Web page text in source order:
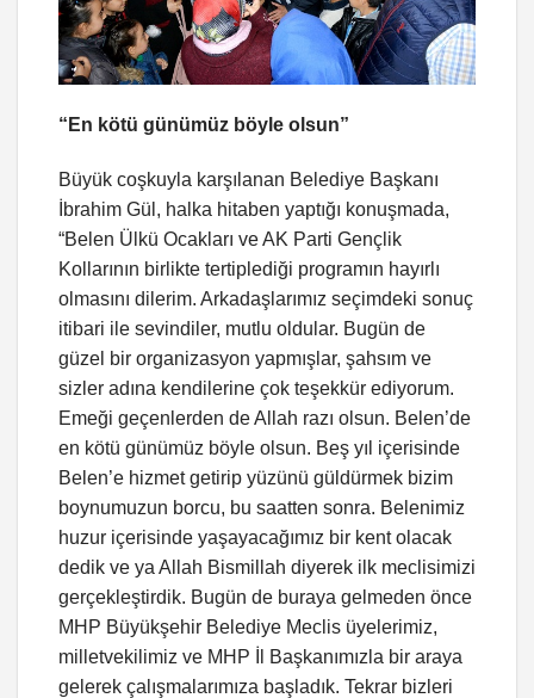
“En kötü günümüz böyle olsun”
Büyük coşkuyla karşılanan Belediye Başkanı
İbrahim Gül, halka hitaben yaptığı konuşmada,
“Belen Ülkü Ocakları ve AK Parti Gençlik
Kollarının birlikte tertiplediği programın hayırlı
olmasını dilerim. Arkadaşlarımız seçimdeki sonuç
itibari ile sevindiler, mutlu oldular. Bugün de
güzel bir organizasyon yapmışlar, şahsım ve
sizler adına kendilerine çok teşekkür ediyorum.
Emeği geçenlerden de Allah razı olsun. Belen’de
en kötü günümüz böyle olsun. Beş yıl içerisinde
Belen’e hizmet getirip yüzünü güldürmek bizim
boynumuzun borcu, bu saatten sonra. Belenimiz
huzur içerisinde yaşayacağımız bir kent olacak
dedik ve ya Allah Bismillah diyerek ilk meclisimizi
gerçekleştirdik. Bugün de buraya gelmeden önce
MHP Büyükşehir Belediye Meclis üyelerimiz,
milletvekilimiz ve MHP İl Başkanımızla bir araya
gelerek çalışmalarımıza başladık. Tekrar bizleri